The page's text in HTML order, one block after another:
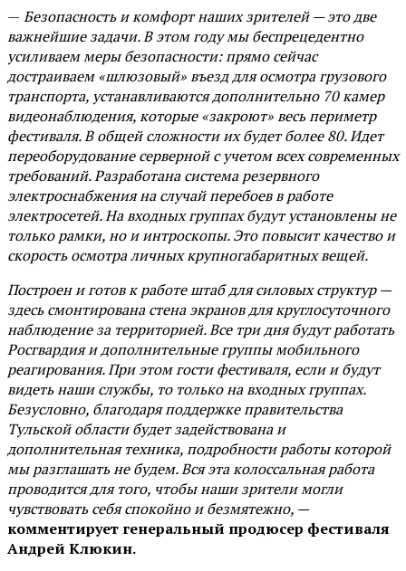
— Безопасность и комфорт наших зрителей — это две
важнейшие задачи. В этом году мы беспрецедентно
усиливаем меры безопасности: прямо сейчас
достраиваем «шлюзовый» въезд для осмотра грузового
транспорта, устанавливаются дополнительно 70 камер
видеонаблюдения, которые «закроют» весь периметр
фестиваля. В общей сложности их будет более 80. Идет
переоборудование серверной с учетом всех современных
требований. Разработана система резервного
электроснабжения на случай перебоев в работе
электросетей. На входных группах будут установлены не
только рамки, но и интроскопы. Это повысит качество и
скорость осмотра личных крупногабаритных вещей.
Построен и готов к работе штаб для силовых структур —
здесь смонтирована стена экранов для круглосуточного
наблюдение за территорией. Все три дня будут работать
Росгвардия и дополнительные группы мобильного
реагирования. При этом гости фестиваля, если и будут
видеть наши службы, то только на входных группах.
Безусловно, благодаря поддержке правительства
Тульской области будет задействована и
дополнительная техника, подробности работы которой
мы разглашать не будем. Вся эта колоссальная работа
проводится для того, чтобы наши зрители могли
чувствовать себя спокойно и безмятежно, —
комментирует генеральный продюсер фестиваля
Андрей Клюкин.